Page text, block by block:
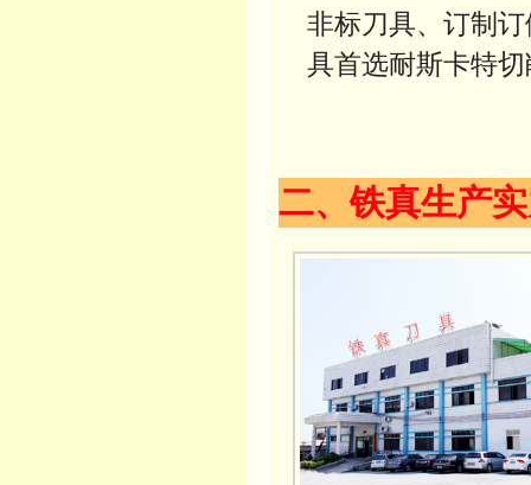
非标刀具、订制
具首选耐斯卡特
二、铁真生产